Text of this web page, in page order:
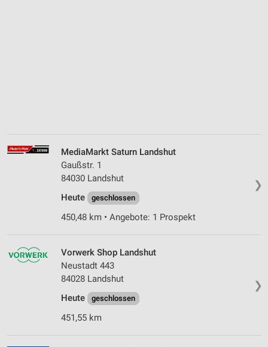
❯
MediaMarkt Saturn Landshut
Gaußstr. 1
84030 Landshut
Heute
geschlossen
450,48 km • Angebote: 1 Prospekt
❯
Vorwerk Shop Landshut
Neustadt 443
84028 Landshut
Heute
geschlossen
451,55 km